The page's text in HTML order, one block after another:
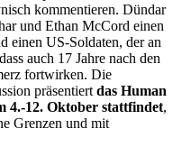
kommentieren. Dündar
und Ethan McCord einen
einen US-Soldaten, der an
auch 17 Jahre nach den
fortwirken. Die
präsentiert das Human
4.-12. Oktober stattfindet,
Grenzen und mit